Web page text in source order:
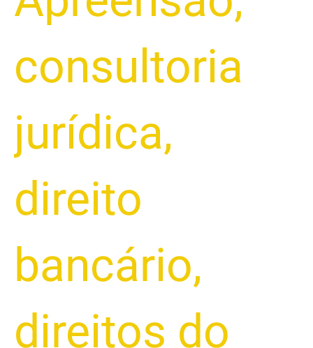
consultoria
jurídica,
direito
bancário,
direitos do